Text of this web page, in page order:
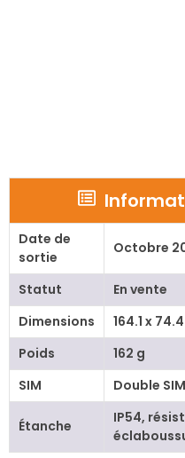
Date de
sortie
Octobre
Statut
En vente
Dimensions
164.1 x
Poids
162 g
SIM
Double
Étanche
IP54,